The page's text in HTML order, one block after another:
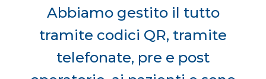
Abbiamo gestito il tutto
tramite codici QR, tramite
telefonate, pre e post